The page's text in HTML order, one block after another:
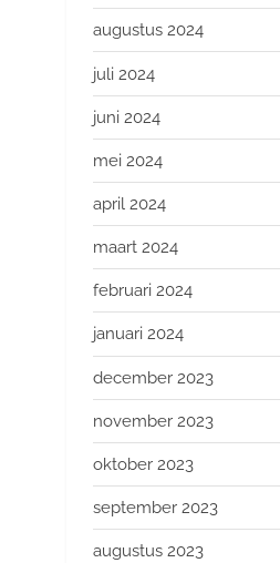
augustus 2024
juli 2024
juni 2024
mei 2024
april 2024
maart 2024
februari 2024
januari 2024
december 2023
november 2023
oktober 2023
september 2023
augustus 2023